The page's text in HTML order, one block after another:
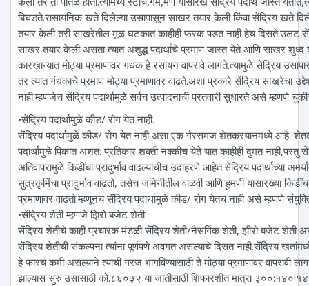
बिघडते.रासायनिक खते दिलेल्या उसापासून साखर तयार केली किंवा सेंद्रिय खते
तयार केली तरी साखरेतील मूळ घटकात काहीही फरक पडत नाही हेच दिसते.उलट
साखर तयार केली असता त्यात अशुद्ध पदार्थाचे प्रमाण जास्त येते आणि साखर शुध्द
कारखान्यात मोठ्या प्रमाणावर गंधक हे रसायन वापरावे लागते.त्यामुळे सेंद्रिय
तर त्यात गंधकाचे प्रमाण मोठ्या प्रमाणावर वाढते.अशा प्रकारे सेंद्रिय साखरेचा
नाही.म्हणजेच सेंद्रिय पदार्थामुळे सर्वच उत्पादनाची प्रतवारी सुधारते असे म्हणणे
•सेंद्रिय पदार्थामुळे कीड/ रोग येत नाही.
सेंद्रिय पदार्थामुळे कीड/ रोग येत नाही असा एक गैरसमज शेतकरयानमध्ये आहे.
पदार्थामुळे पिकात अंशत: प्रतिकार शक्ती नक्कीच येते यात काहीही दुमत नाही,परंतु
अतिवापरामुळे किडींचा प्रादुर्भाव वाढल्याचीच उदाहरणे आहेत.सेंद्रिय पदार्थाच्या
सुत्रकृमिंचा प्रादुर्भाव वाढतो, तसेच जमिनीतील वाळवी आणि हुमणी यासारख्या किडींचा
प्रमाणावर वाढतो.म्हणूनच सेंद्रिय पदार्थामुळे कीड/ रोग येतच नाही असे म्हणणे
•सेंद्रिय शेती म्हणजे झिरो बजेट शेती
सेंद्रिय शेतीचे काही प्रचारक मंडळी सेंद्रिय शेती/नैसर्गिक शेती, झीरो बजेट शेती
सेंद्रिय शेतीची संकल्पना त्यांना पूर्णपणे अवगत असल्याचे दिसत नाही.सेंद्रिय
हे फारच कमी असल्याने त्यांची गरज भागविण्यासाठी ते मोठ्या प्रमाणावर वापरावी
झाल्यास सुरु उसासाठी को.८६०३२ या जातीसाठी शिफारशीत मात्रा